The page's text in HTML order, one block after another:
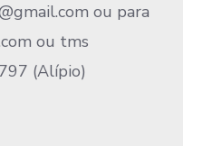
ou para
ou tms
(Alípio)